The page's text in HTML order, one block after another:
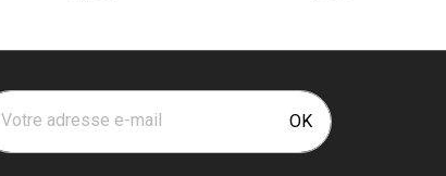
Votre adresse e-mail OK